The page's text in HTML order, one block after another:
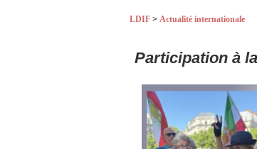
LDIF > Actualité internationale
Participation à